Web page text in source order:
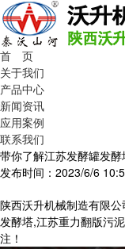
首 页
关于我们
产品中心
新闻资讯
应用案例
联系我们
带你了解江苏发酵罐发酵
发布时间：2023/6/6
陕西沃升机械制造有限
发酵塔,江苏重力翻版污
注！